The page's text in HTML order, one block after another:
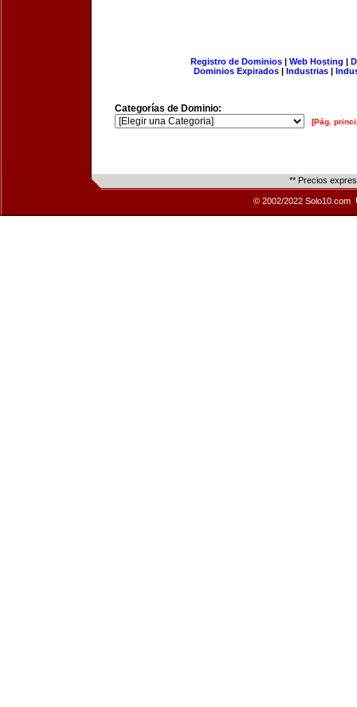
Registro de Dominios| Web Hosting |
Dominios Expirados | Industrias |
Categorías de Dominio:
[Pág.
** Precios
© 2002/2022 Solo10.com